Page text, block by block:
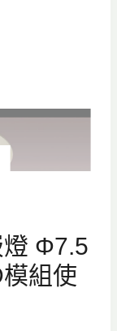
燈 Φ7.5
組使